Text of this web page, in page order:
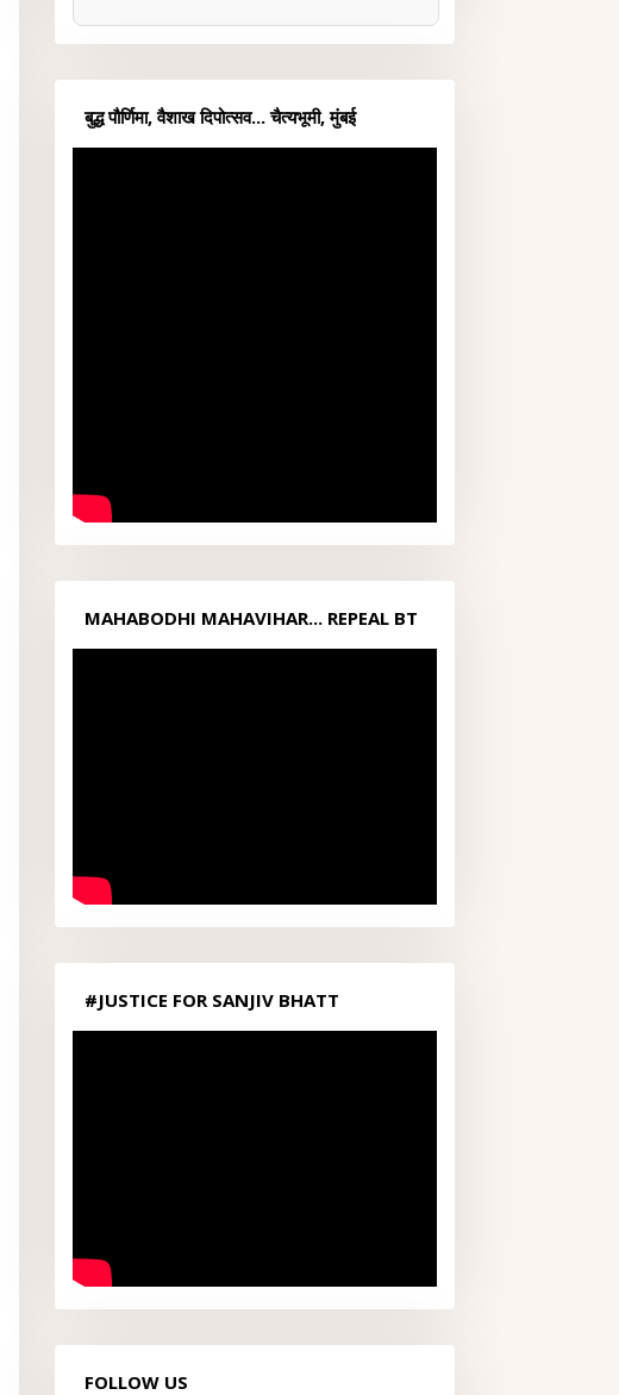
बुद्ध पौर्णिमा, वैशाख दिपोत्सव... चैत्यभूमी, मुंबई
MAHABODHI MAHAVIHAR... REPEAL BT
ACT1949...
#JUSTICE FOR SANJIV BHATT
FOLLOW US